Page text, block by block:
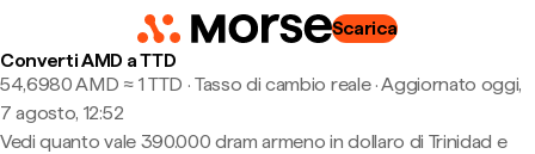
Scarica
Converti AMD a TTD
54,6980 AMD ≈ 1 TTD · Tasso di cambio reale·Aggiornato oggi,
7 agosto, 12:52
Vedi quanto vale 390.000 dram armeno in dollaro di Trinidad e